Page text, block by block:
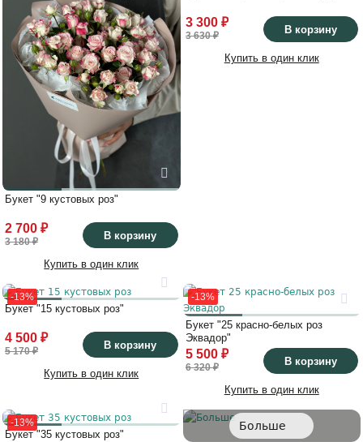
Букет "9 кустовых роз"
2 700 ₽
3 180 ₽ В корзину
Купить в один клик
3 300 ₽
3 630 ₽ В корзину
Купить в один клик
-13%
Букет "15 кустовых роз"
4 500 ₽
5 170 ₽ В корзину
Купить в один клик
-13%
Букет "25 красно-белых роз
Эквадор"
5 500 ₽
6 320 ₽ В корзину
Купить в один клик
-13%
Букет "35 кустовых роз"
Больше